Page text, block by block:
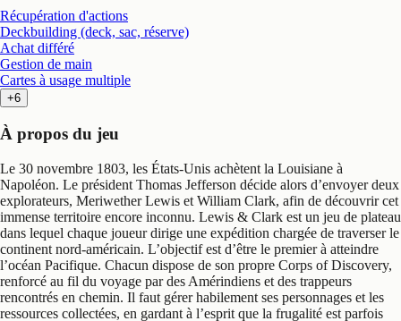
Récupération d'actions
Deckbuilding (deck, sac, réserve)
Achat différé
Gestion de main
Cartes à usage multiple
+6
À propos du jeu
Le 30 novembre 1803, les États-Unis achètent la Louisiane à
Napoléon. Le président Thomas Jefferson décide alors d’envoyer deux
explorateurs, Meriwether Lewis et William Clark, afin de découvrir cet
immense territoire encore inconnu. Lewis & Clark est un jeu de plateau
dans lequel chaque joueur dirige une expédition chargée de traverser le
continent nord-américain. L’objectif est d’être le premier à atteindre
l’océan Pacifique. Chacun dispose de son propre Corps of Discovery,
renforcé au fil du voyage par des Amérindiens et des trappeurs
rencontrés en chemin. Il faut gérer habilement ses personnages et les
ressources collectées, en gardant à l’esprit que la frugalité est parfois